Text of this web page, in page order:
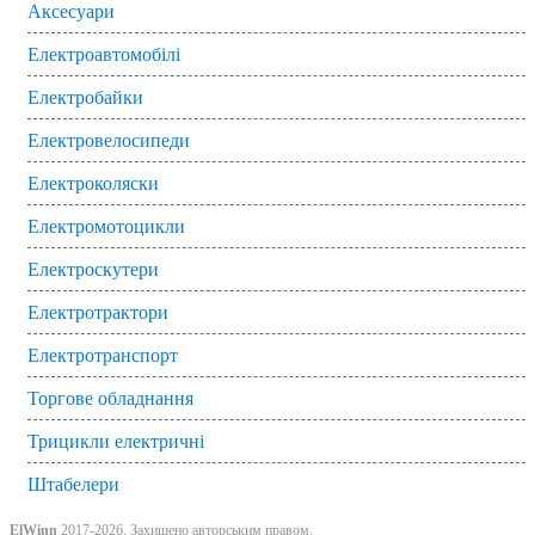
Аксесуари
Електроавтомобілі
Електробайки
Електровелосипеди
Електроколяски
Електромотоцикли
Електроскутери
Електротрактори
Електротранспорт
Торгове обладнання
Трицикли електричні
Штабелери
ElWinn 2017-2026. Захищено авторським правом.